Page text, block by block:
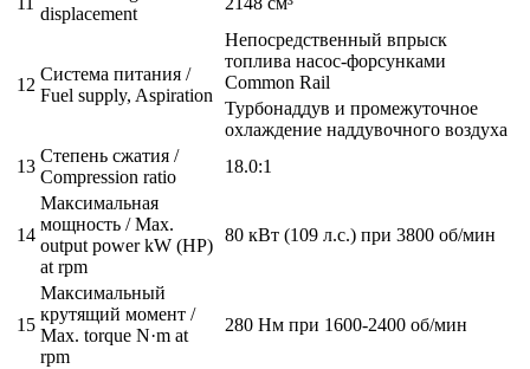
displacement
12
Система питания /
Fuel supply, Aspiration
Непосредственный впрыск
топлива насос-форсунками
Common Rail
Турбонаддув и промежуточное
охлаждение наддувочного воздуха
13
Степень сжатия /
Compression ratio
18.0:1
14
Максимальная
мощность / Max.
output power kW (HP)
at rpm
80 кВт (109 л.с.) при 3800 об/мин
15
Максимальный
крутящий момент /
Max. torque N·m at
rpm
280 Нм при 1600-2400 об/мин